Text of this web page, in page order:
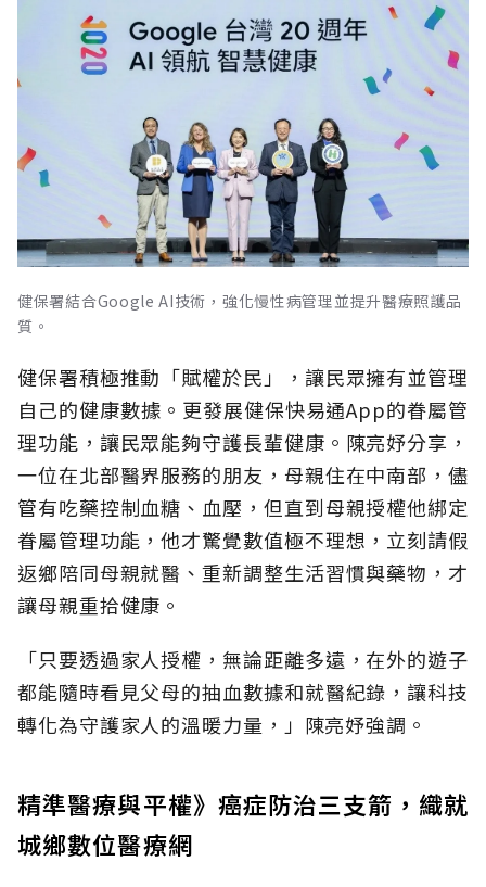
健保署結合Google AI技術，強化慢性病管理並提升醫療照護品
質。
健保署積極推動「賦權於民」，讓民眾擁有並管理
自己的健康數據。更發展健保快易通App的眷屬管
理功能，讓民眾能夠守護長輩健康。陳亮妤分享，
一位在北部醫界服務的朋友，母親住在中南部，儘
管有吃藥控制血糖、血壓，但直到母親授權他綁定
眷屬管理功能，他才驚覺數值極不理想，立刻請假
返鄉陪同母親就醫、重新調整生活習慣與藥物，才
讓母親重拾健康。
「只要透過家人授權，無論距離多遠，在外的遊子
都能隨時看見父母的抽血數據和就醫紀錄，讓科技
轉化為守護家人的溫暖力量，」陳亮妤強調。
精準醫療與平權》癌症防治三支箭，織就
城鄉數位醫療網